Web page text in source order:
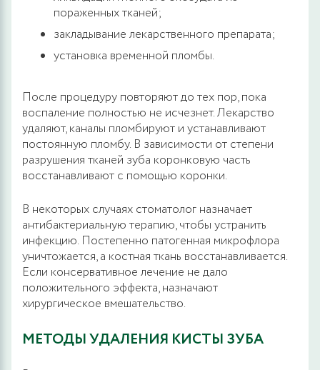
пораженных тканей;
закладывание лекарственного препарата;
установка временной пломбы.
После процедуру повторяют до тех пор, пока
воспаление полностью не исчезнет. Лекарство
удаляют, каналы пломбируют и устанавливают
постоянную пломбу. В зависимости от степени
разрушения тканей зуба коронковую часть
восстанавливают с помощью коронки.
В некоторых случаях стоматолог назначает
антибактериальную терапию, чтобы устранить
инфекцию. Постепенно патогенная микрофлора
уничтожается, а костная ткань восстанавливается.
Если консервативное лечение не дало
положительного эффекта, назначают
хирургическое вмешательство.
МЕТОДЫ УДАЛЕНИЯ КИСТЫ ЗУБА